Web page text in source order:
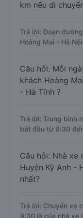
km nếu di
Trả lời: Đoạn
Hoàng Mai - Hà
Câu hỏi: Mỗi
khách Hoàng
- Hà Tĩnh ?
Trả lời: Trung bình
bắt đầu từ 9:30
Câu hỏi: Nhà xe
Huyện Kỳ Anh -
nhất?
Trả lời: Chuyến xe
9:30 là của nhà xe